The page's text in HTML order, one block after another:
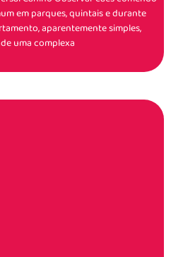
em parques, quintais e durante
aparentemente simples,
uma complexa